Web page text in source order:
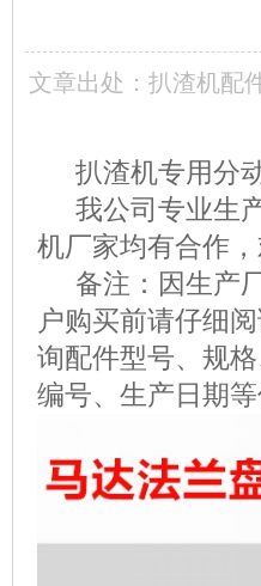
文章出处：扒渣机配
扒渣机专用分
我公司专业生
机厂家均有合作
备注：因生产
户购买前请仔细
询配件型号、规
编号、生产日期